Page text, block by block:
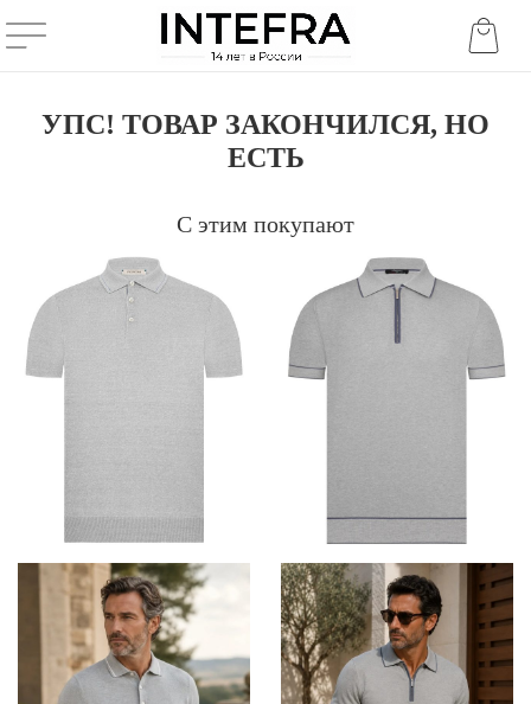
УПС! ТОВАР ЗАКОНЧИЛСЯ, НО
ЕСТЬ
С этим покупают